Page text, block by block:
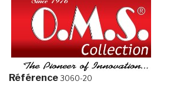
Référence 3060-20